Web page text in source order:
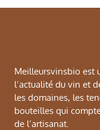
Meilleursvinsbio est
l’actualité du vin et
les domaines, les
bouteilles qui
de l’artisanat.